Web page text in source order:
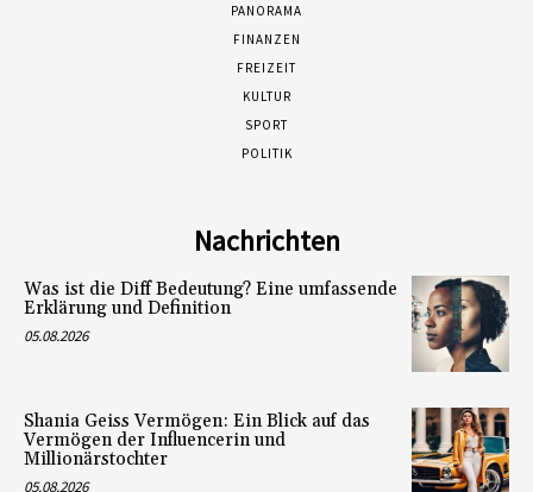
PANORAMA
FINANZEN
FREIZEIT
KULTUR
SPORT
POLITIK
Nachrichten
Was ist die Diff Bedeutung? Eine umfassende
Erklärung und Definition
05.08.2026
Shania Geiss Vermögen: Ein Blick auf das
Vermögen der Influencerin und
Millionärstochter
05.08.2026